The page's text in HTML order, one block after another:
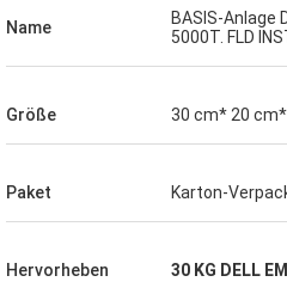
Name
BASIS-Anlage
5000T. FLD
Größe 30 cm* 20
Paket Karton-
Hervorheben 30 KG DELL